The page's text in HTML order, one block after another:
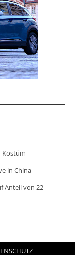
Kostüm
in China
Anteil von 22